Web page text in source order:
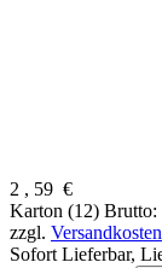
2 , 59 €
Karton (12) Brutto:
zzgl. Versandkosten
Sofort Lieferbar,